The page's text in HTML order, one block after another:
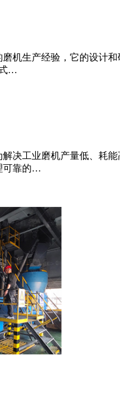
机生产经验，它的设计
…
决工业磨机产量低、耗
可靠的…